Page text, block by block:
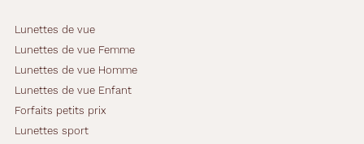
Lunettes de vue
Lunettes de vue Femme
Lunettes de vue Homme
Lunettes de vue Enfant
Forfaits petits prix
Lunettes sport